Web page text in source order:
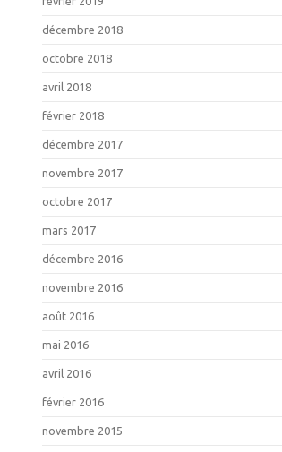
décembre 2018
octobre 2018
avril 2018
février 2018
décembre 2017
novembre 2017
octobre 2017
mars 2017
décembre 2016
novembre 2016
août 2016
mai 2016
avril 2016
février 2016
novembre 2015